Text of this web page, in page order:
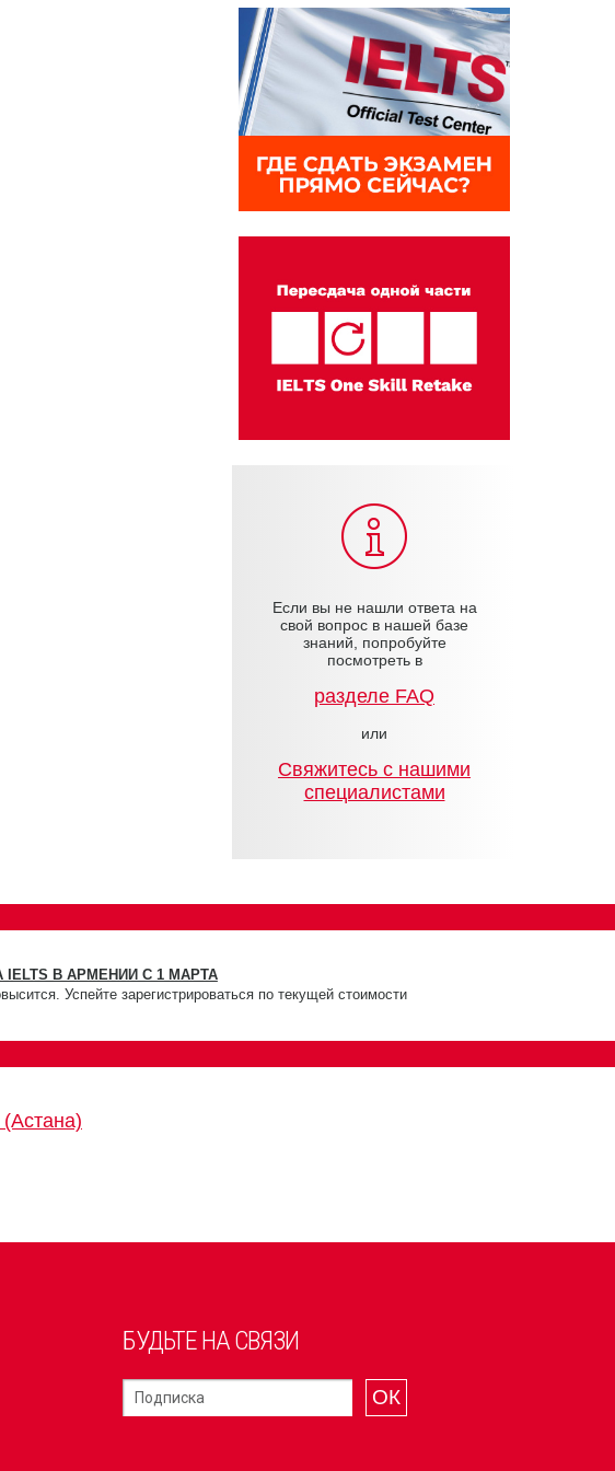
Если вы не нашли ответа на
свой вопрос в нашей базе
знаний, попробуйте
посмотреть в
разделе FAQ
или
Cвяжитесь с нашими
специалистами
В АРМЕНИИ С 1 МАРТА
Успейте зарегистрироваться по текущей стоимости
БУДЬТЕ НА СВЯЗИ
ОК